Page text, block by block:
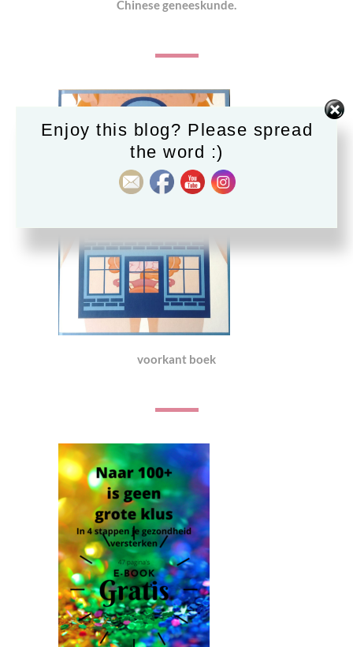
Chinese geneeskunde.
voorkant boek
Enjoy this blog? Please spread
the word :)